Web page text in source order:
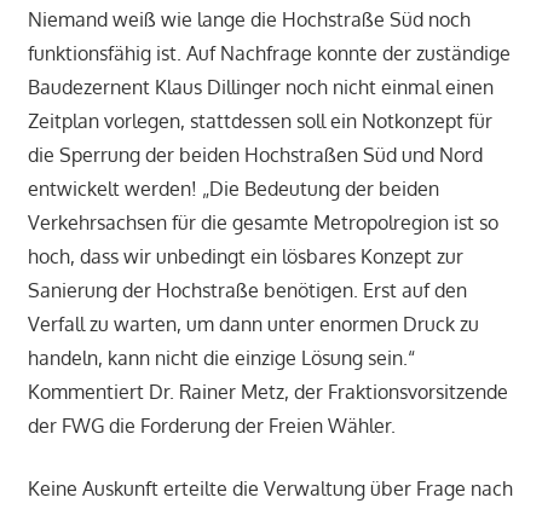
Niemand weiß wie lange die Hochstraße Süd noch
funktionsfähig ist. Auf Nachfrage konnte der zuständige
Baudezernent Klaus Dillinger noch nicht einmal einen
Zeitplan vorlegen, stattdessen soll ein Notkonzept für
die Sperrung der beiden Hochstraßen Süd und Nord
entwickelt werden! „Die Bedeutung der beiden
Verkehrsachsen für die gesamte Metropolregion ist so
hoch, dass wir unbedingt ein lösbares Konzept zur
Sanierung der Hochstraße benötigen. Erst auf den
Verfall zu warten, um dann unter enormen Druck zu
handeln, kann nicht die einzige Lösung sein.“
Kommentiert Dr. Rainer Metz, der Fraktionsvorsitzende
der FWG die Forderung der Freien Wähler.
Keine Auskunft erteilte die Verwaltung über Frage nach